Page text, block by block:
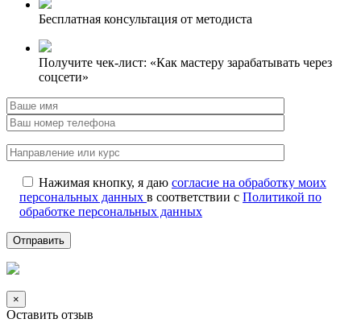
Бесплатная консультация от методиста
Получите чек-лист: «Как мастеру зарабатывать через
соцсети»
Нажимая кнопку, я даю согласие на обработку моих
персональных данных в соответствии с Политикой по
обработке персональных данных
×
Оставить отзыв